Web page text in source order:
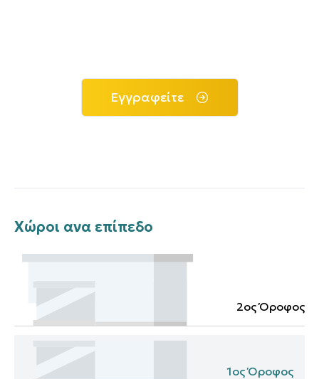
Εγγραφείτε
Χώροι ανα επίπεδο
2ος Όροφος
1ος Όροφος